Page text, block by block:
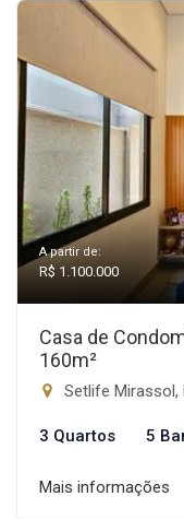
A partir de:
R$ 1.100.000
Casa de
160m²
Setlife Mirassol,
3 Quartos 5
Mais informações